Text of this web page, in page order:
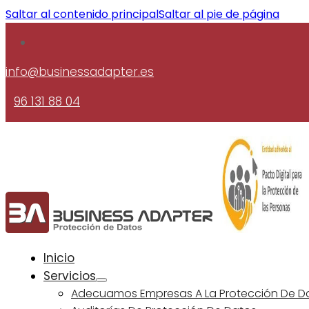
Saltar al contenido principalSaltar al pie de página
info@businessadapter.es
96 131 88 04
Inicio
Servicios
Adecuamos Empresas A La Protección De